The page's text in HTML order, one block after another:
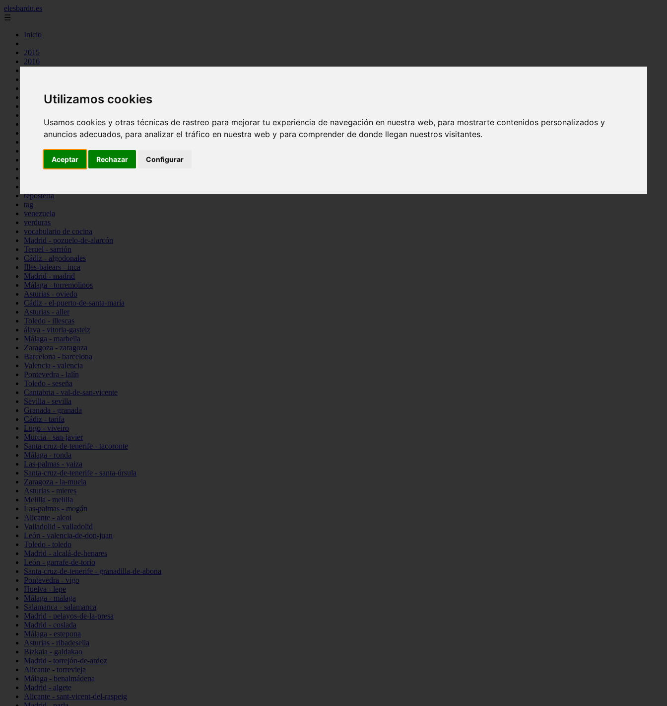
Utilizamos cookies
Usamos cookies y otras técnicas de rastreo para mejorar tu experiencia de navegación en nuestra web, para mostrarte contenidos personalizados y
anuncios adecuados, para analizar el tráfico en nuestra web y para comprender de donde llegan nuestros visitantes.
Aceptar Rechazar Configurar
elesbardu.es
☰
Inicio
2015
2016
cocina casera
espana
huevos
pescado
reposteria
tag
venezuela
verduras
vocabulario de cocina
Madrid - pozuelo-de-alarcón
Teruel - sarrión
Cádiz - algodonales
Illes-balears - inca
Madrid - madrid
Málaga - torremolinos
Asturias - oviedo
Cádiz - el-puerto-de-santa-maría
Asturias - aller
Toledo - illescas
álava - vitoria-gasteiz
Málaga - marbella
Zaragoza - zaragoza
Barcelona - barcelona
Valencia - valencia
Pontevedra - lalín
Toledo - seseña
Cantabria - val-de-san-vicente
Sevilla - sevilla
Granada - granada
Cádiz - tarifa
Lugo - viveiro
Murcia - san-javier
Santa-cruz-de-tenerife - tacoronte
Málaga - ronda
Las-palmas - yaiza
Santa-cruz-de-tenerife - santa-úrsula
Zaragoza - la-muela
Asturias - mieres
Melilla - melilla
Las-palmas - mogán
Alicante - alcoi
Valladolid - valladolid
León - valencia-de-don-juan
Toledo - toledo
Madrid - alcalá-de-henares
León - garrafe-de-torío
Santa-cruz-de-tenerife - granadilla-de-abona
Pontevedra - vigo
Huelva - lepe
Málaga - málaga
Salamanca - salamanca
Madrid - pelayos-de-la-presa
Madrid - coslada
Málaga - estepona
Asturias - ribadesella
Bizkaia - galdakao
Madrid - torrejón-de-ardoz
Alicante - torrevieja
Málaga - benalmádena
Madrid - algete
Alicante - sant-vicent-del-raspeig